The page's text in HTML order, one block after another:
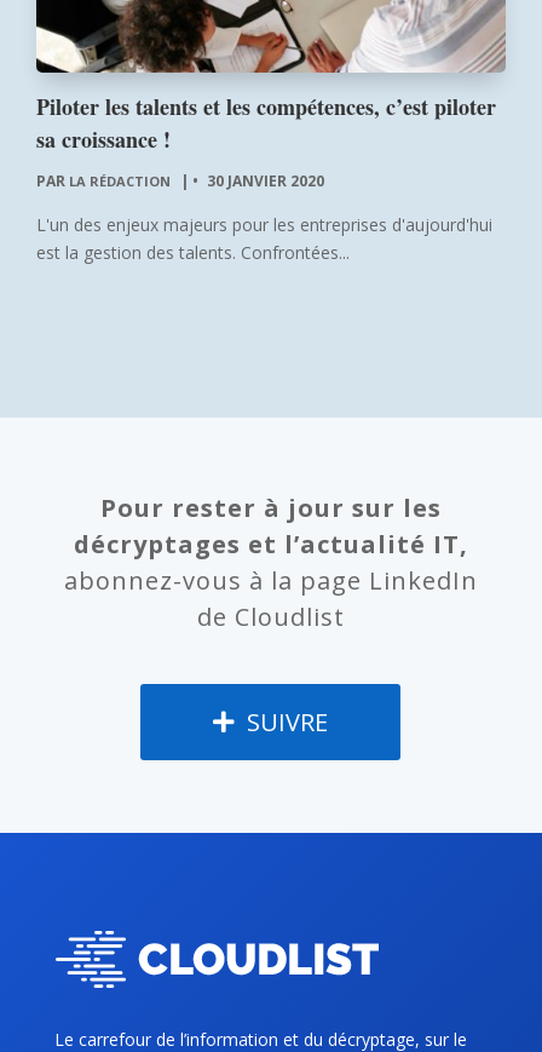
Piloter les talents et les compétences, c’est piloter
sa croissance !
PAR LA RÉDACTION | 30 JANVIER 2020
L'un des enjeux majeurs pour les entreprises d'aujourd'hui
est la gestion des talents. Confrontées...
Pour rester à jour sur les
décryptages et l’actualité IT,
abonnez-vous à la page LinkedIn
de Cloudlist
SUIVRE
Le carrefour de l’information et du décryptage, sur le